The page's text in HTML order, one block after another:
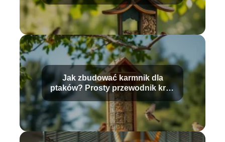
Jak zbudować karmnik dla
ptaków? Prosty przewodnik krok
po kroku